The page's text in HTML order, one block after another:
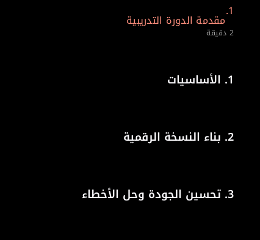
1.
مقدمة الدورة التدريبية
2 دقيقة
1. الأساسيات
2. بناء النسخة الرقمية
3. تحسين الجودة وحل الأخطاء